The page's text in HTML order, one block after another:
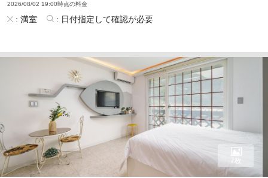
2026/08/02 19:00時点の料金
: 満室 : 日付指定して確認が必要
7枚